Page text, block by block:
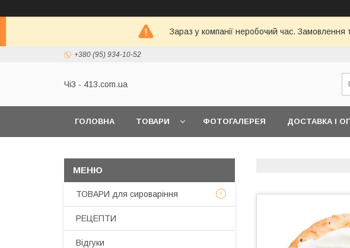
Зараз у компанії неробочий час.
+380 (95) 934-10-52
ЧіЗ - 413.com.ua
ГОЛОВНА ТОВАРИ ФОТОГАЛЕРЕЯ ДОСТАВКА І
ТОВАРИ для сироваріння
РЕЦЕПТИ
Відгуки